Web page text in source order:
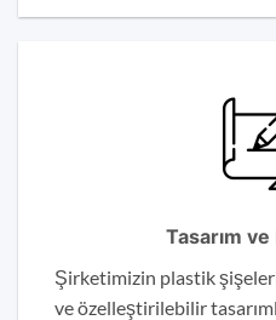
Tasarım
Şirketimizin plastik
ve özelleştirilebilir